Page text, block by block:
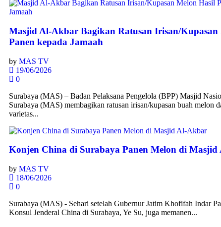
Masjid Al-Akbar Bagikan Ratusan Irisan/Kupasan
Panen kepada Jamaah
by MAS TV
19/06/2026
0
Surabaya (MAS) – Badan Pelaksana Pengelola (BPP) Masjid
Surabaya (MAS) membagikan ratusan irisan/kupasan buah melon
varietas...
Konjen China di Surabaya Panen Melon di
by MAS TV
18/06/2026
0
Surabaya (MAS) - Sehari setelah Gubernur Jatim Khofifah Indar
Konsul Jenderal China di Surabaya, Ye Su, juga memanen...